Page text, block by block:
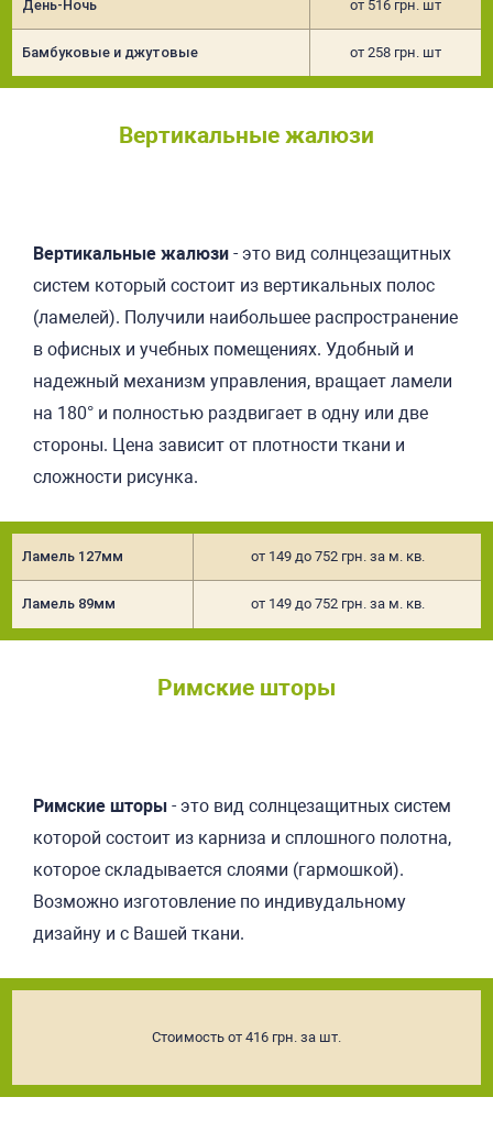
День-Ночь от 516 грн. шт
Бамбуковые и джутовые от 258 грн. шт
Вертикальные жалюзи
Подробнее
Вертикальные жалюзи - это вид солнцезащитных
систем который состоит из вертикальных полос
(ламелей). Получили наибольшее распространение
в офисных и учебных помещениях. Удобный и
надежный механизм управления, вращает ламели
на 180° и полностью раздвигает в одну или две
стороны. Цена зависит от плотности ткани и
сложности рисунка.
Ламель 127мм от 149 до 752 грн. за м. кв.
Ламель 89мм от 149 до 752 грн. за м. кв.
Римские шторы
Подробнее
Римские шторы - это вид солнцезащитных систем
которой состоит из карниза и сплошного полотна,
которое складывается слоями (гармошкой).
Возможно изготовление по индивудальному
дизайну и с Вашей ткани.
Стоимость от 416 грн. за шт.